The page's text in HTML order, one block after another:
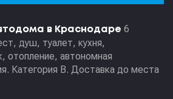
в Краснодаре 6
душ, туалет, кухня,
отопление, автономная
Категория В. Доставка до места